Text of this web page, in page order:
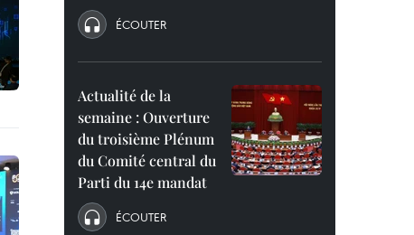
ÉCOUTER
Actualité de la
semaine : Ouverture
du troisième Plénum
du Comité central du
Parti du 14e mandat
ÉCOUTER